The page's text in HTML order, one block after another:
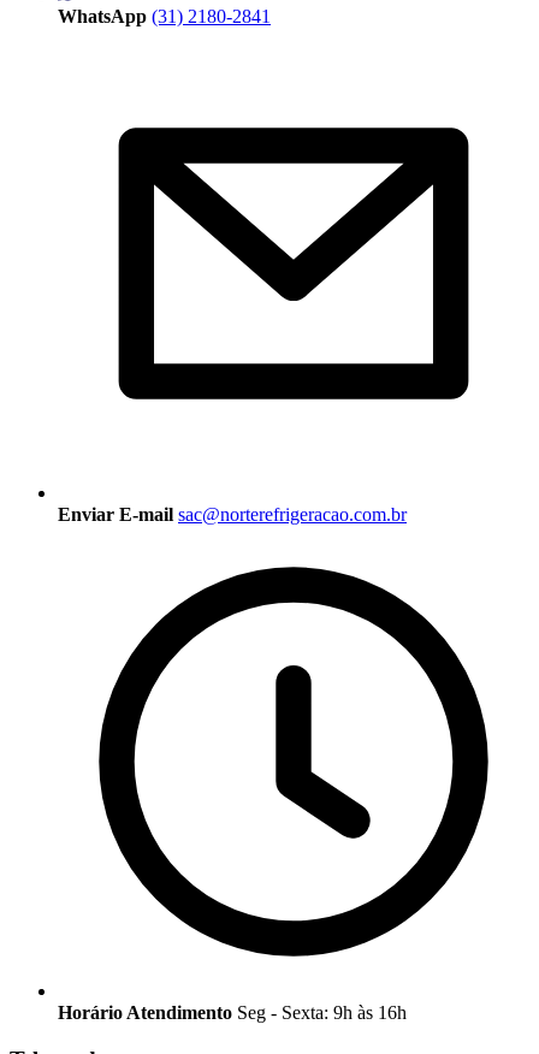
WhatsApp (31) 2180-2841
Enviar E-mail sac@norterefrigeracao.com.br
Horário Atendimento Seg - Sexta: 9h às 16h